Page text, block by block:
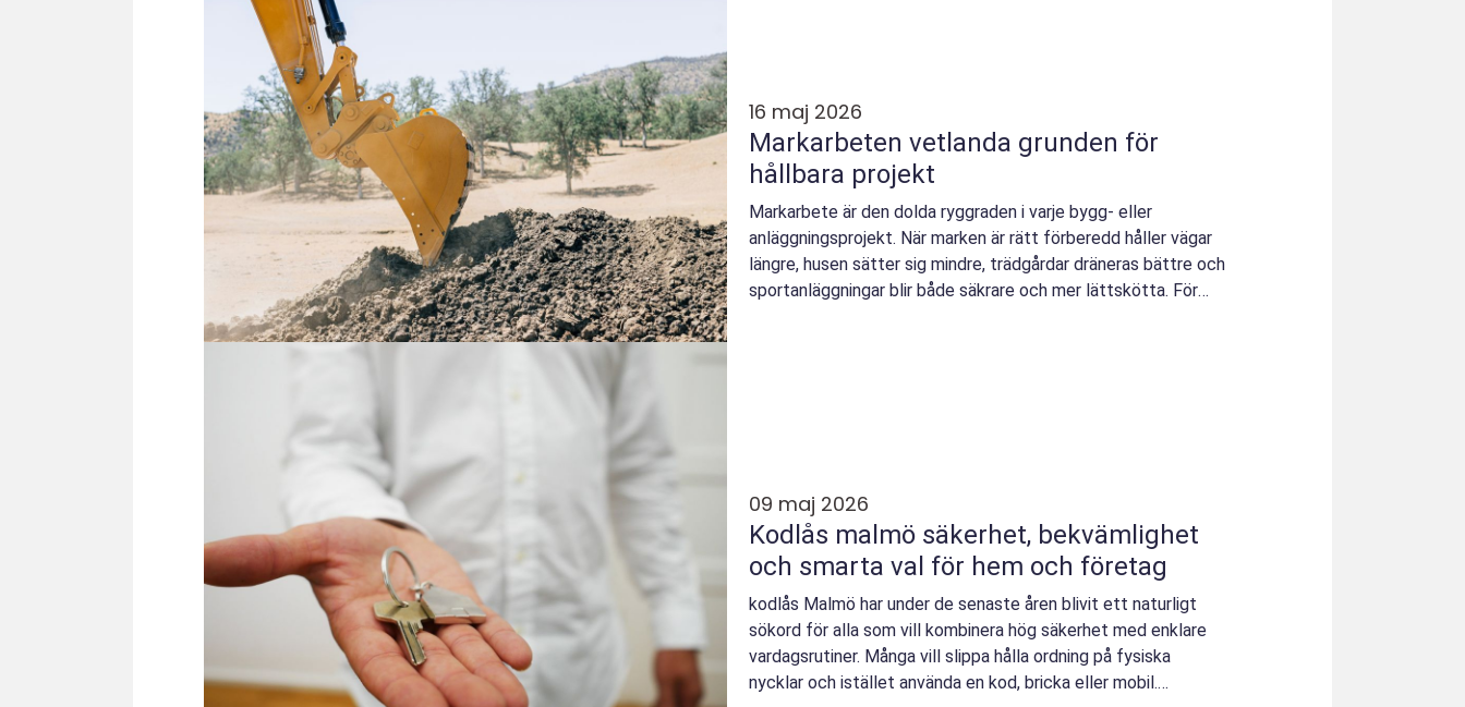
16 maj 2026
Markarbeten vetlanda grunden för
hållbara projekt
Markarbete är den dolda ryggraden i varje bygg- eller
anläggningsprojekt. När marken är rätt förberedd håller vägar
längre, husen sätter sig mindre, trädgårdar dräneras bättre och
sportanläggningar blir både säkrare och mer lättskötta. För
09 maj 2026
Kodlås malmö säkerhet, bekvämlighet
och smarta val för hem och företag
kodlås Malmö har under de senaste åren blivit ett naturligt
sökord för alla som vill kombinera hög säkerhet med enklare
vardagsrutiner. Många vill slippa hålla ordning på fysiska
nycklar och istället använda en kod, bricka eller mobil.